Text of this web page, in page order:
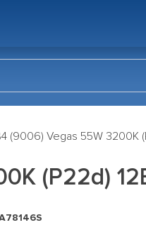
(9006) Vegas 55W 3200K
(P22d)